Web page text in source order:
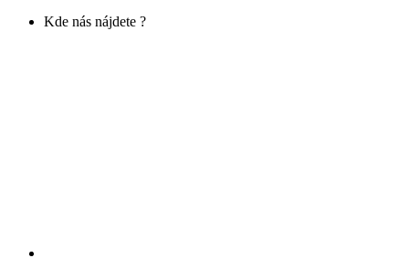
Kde nás nájdete ?